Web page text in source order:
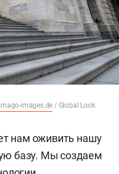
images.de / Global Look
нам оживить нашу
базу. Мы создаем